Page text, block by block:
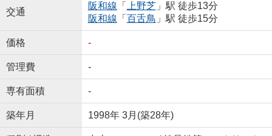
交通
阪和線 「 上野芝」駅 徒歩13分
阪和線 「 百舌鳥 」駅 徒歩15分
価格 -
管理費 -
専有面積 -
築年月 1998年 3月(築28年)